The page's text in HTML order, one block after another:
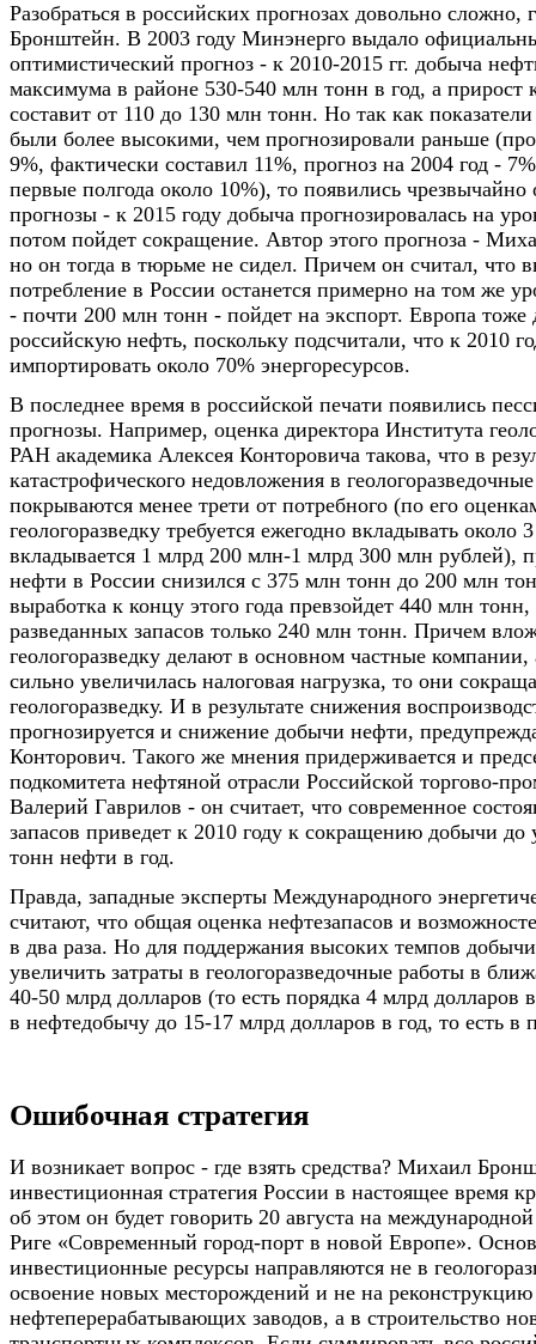
Разобраться в российских прогнозах довольно
Бронштейн. В 2003 году Минэнерго выдало
оптимистический прогноз - к 2010-2015 гг. добыча
максимума в районе 530-540 млн тонн в год, а прирост
составит от 110 до 130 млн тонн. Но так как
были более высокими, чем прогнозировали раньше
9%, фактически составил 11%, прогноз на 2004 год -
первые полгода около 10%), то появились
прогнозы - к 2015 году добыча прогнозировалась на
потом пойдет сокращение. Автор этого прогноза -
но он тогда в тюрьме не сидел. Причем он считал, что
потребление в России останется примерно на том же
- почти 200 млн тонн - пойдет на экспорт. Европа тоже
российскую нефть, поскольку подсчитали, что к 2010
импортировать около 70% энергоресурсов.
В последнее время в российской печати появились
прогнозы. Например, оценка директора Института
РАН академика Алексея Конторовича такова, что в
катастрофического недовложения в
покрываются менее трети от потребного (по его
геологоразведку требуется ежегодно вкладывать около
вкладывается 1 млрд 200 млн-1 млрд 300 млн рублей),
нефти в России снизился с 375 млн тонн до 200 млн
выработка к концу этого года превзойдет 440 млн
разведанных запасов только 240 млн тонн. Причем
геологоразведку делают в основном частные
сильно увеличилась налоговая нагрузка, то они
геологоразведку. И в результате снижения
прогнозируется и снижение добычи нефти,
Конторович. Такого же мнения придерживается и
подкомитета нефтяной отрасли Российской торгово-
Валерий Гаврилов - он считает, что современное
запасов приведет к 2010 году к сокращению добычи до
тонн нефти в год.
Правда, западные эксперты Международного
считают, что общая оценка нефтезапасов и
в два раза. Но для поддержания высоких темпов
увеличить затраты в геологоразведочные работы в
40-50 млрд долларов (то есть порядка 4 млрд долларов
в нефтедобычу до 15-17 млрд долларов в год, то есть в
Ошибочная стратегия
И возникает вопрос - где взять средства? Михаил
инвестиционная стратегия России в настоящее время
об этом он будет говорить 20 августа на
Риге «Современный город-порт в новой Европе».
инвестиционные ресурсы направляются не в
освоение новых месторождений и не на реконструкцию
нефтеперерабатывающих заводов, а в строительство